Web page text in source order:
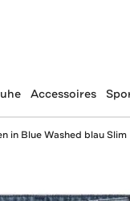
Accessoires
in Blue Washed blau Slim